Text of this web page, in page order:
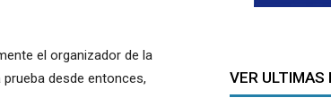
el organizador de la
desde entonces,
VER ULTIMAS